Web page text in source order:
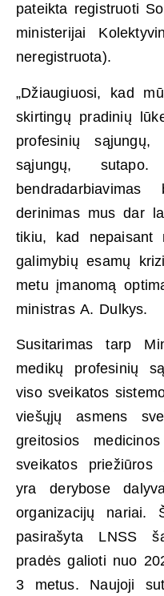
pateikta registruoti
ministerijai
neregistruota).
„Džiaugiuosi, kad
skirtingų pradinių
profesinių
sąjungų,
derinimas mus dar
tikiu, kad nepaisant
galimybių esamų
metu įmanomą
ministras A. Dulkys.
Susitarimas tarp
medikų profesinių
viso sveikatos
viešųjų asmens
greitosios
sveikatos
yra derybose
organizacijų nariai.
pasirašyta LNSS
pradės galioti nuo
3 metus. Naujoji